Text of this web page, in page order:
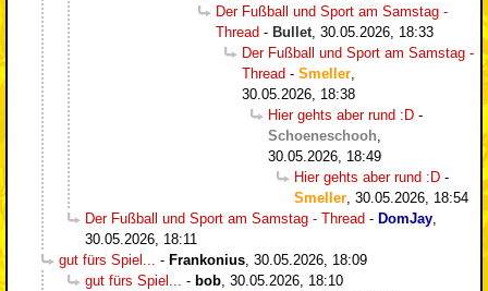
Der Fußball und Sport am Samstag -
Thread - Bullet 30.05.2026, 18:33
Der Fußball und Sport am Samstag -
Thread - Smeller
30.05.2026, 18:38
Hier gehts aber rund :D -
Schoeneschooh
30.05.2026, 18:49
Hier gehts aber rund :D -
Smeller 30.05.2026, 18:54
Der Fußball und Sport am Samstag - Thread - DomJay
30.05.2026, 18:11
gut fürs Spiel...
- Frankonius 30.05.2026, 18:09
gut fürs Spiel...
- bob 30.05.2026, 18:10